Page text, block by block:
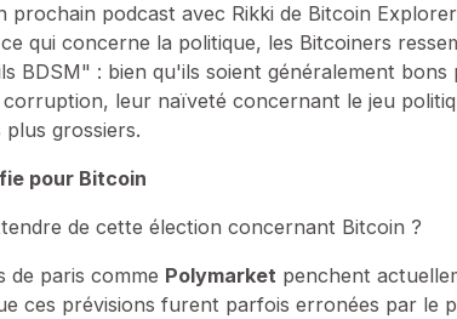
prochain podcast avec Rikki de Bitcoin
qui concerne la politique, les Bitcoiners
BDSM" : bien qu'ils soient généralement
leur naïveté concernant le jeu
grossiers.
pour Bitcoin
de cette élection concernant Bitcoin ?
de paris comme Polymarket penchent
ces prévisions furent parfois erronées par le